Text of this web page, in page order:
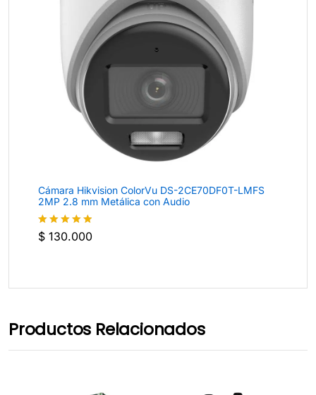
Cámara Hikvision ColorVu DS-2CE70DF0T-LMFS
2MP 2.8 mm Metálica con Audio
Valorado
$ 130.000
Productos Relacionados